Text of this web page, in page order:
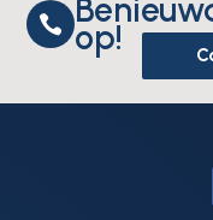
 op!